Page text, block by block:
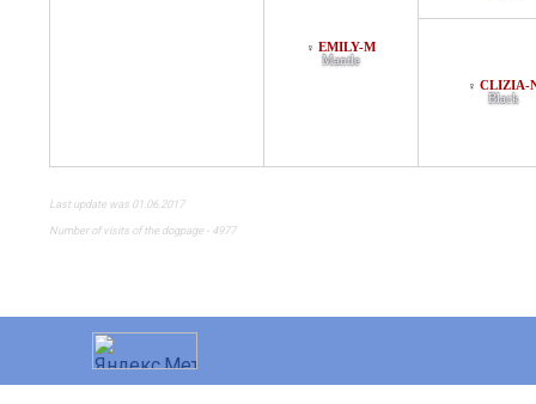
♀ EMILY-M
Mantle
♀ CLIZIA-
Black
Last update was 01.06.2017
Number of visits of the dogpage - 4977